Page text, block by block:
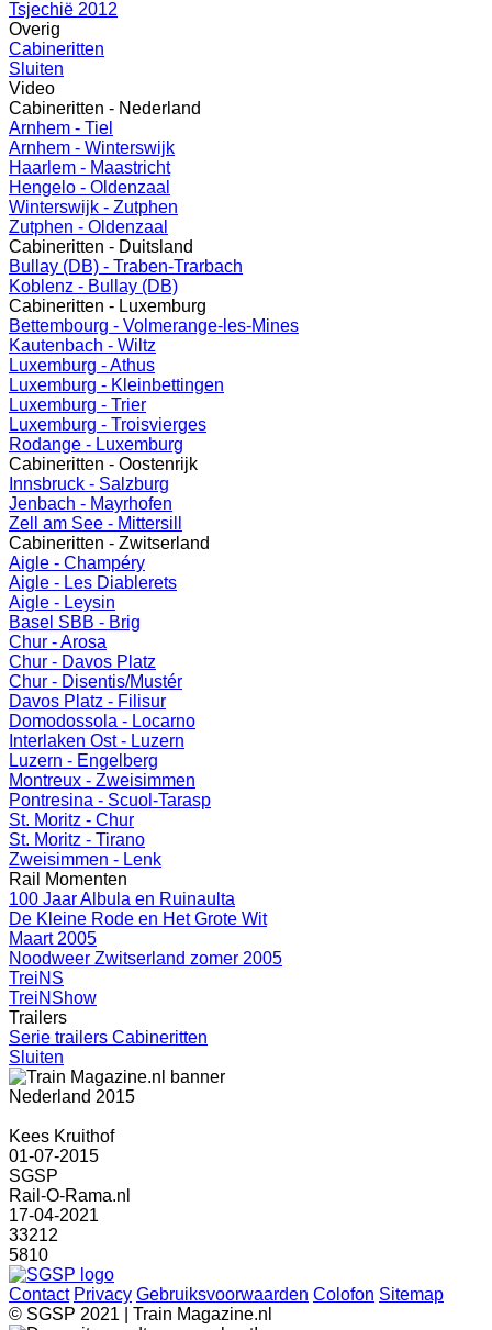
Tsjechië 2012
Overig
Cabineritten
Sluiten
Video
Cabineritten - Nederland
Arnhem - Tiel
Arnhem - Winterswijk
Haarlem - Maastricht
Hengelo - Oldenzaal
Winterswijk - Zutphen
Zutphen - Oldenzaal
Cabineritten - Duitsland
Bullay (DB) - Traben-Trarbach
Koblenz - Bullay (DB)
Cabineritten - Luxemburg
Bettembourg - Volmerange-les-Mines
Kautenbach - Wiltz
Luxemburg - Athus
Luxemburg - Kleinbettingen
Luxemburg - Trier
Luxemburg - Troisvierges
Rodange - Luxemburg
Cabineritten - Oostenrijk
Innsbruck - Salzburg
Jenbach - Mayrhofen
Zell am See - Mittersill
Cabineritten - Zwitserland
Aigle - Champéry
Aigle - Les Diablerets
Aigle - Leysin
Basel SBB - Brig
Chur - Arosa
Chur - Davos Platz
Chur - Disentis/Mustér
Davos Platz - Filisur
Domodossola - Locarno
Interlaken Ost - Luzern
Luzern - Engelberg
Montreux - Zweisimmen
Pontresina - Scuol-Tarasp
St. Moritz - Chur
St. Moritz - Tirano
Zweisimmen - Lenk
Rail Momenten
100 Jaar Albula en Ruinaulta
De Kleine Rode en Het Grote Wit
Maart 2005
Noodweer Zwitserland zomer 2005
TreiNS
TreiNShow
Trailers
Serie trailers Cabineritten
Sluiten
Nederland 2015
Kees Kruithof
01-07-2015
SGSP
Rail-O-Rama.nl
17-04-2021
33212
5810
Contact Privacy Gebruiksvoorwaarden Colofon Sitemap
© SGSP 2021 | Train Magazine.nl